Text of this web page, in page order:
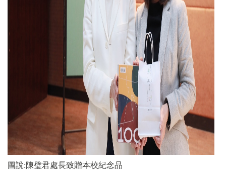
圖說:陳璧君處長致贈本校紀念品